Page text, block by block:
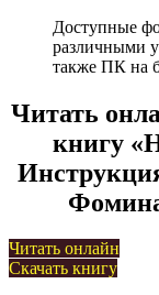
Доступные
различными
также ПК на
Читать
книгу
Читать онлайн
Скачать книгу